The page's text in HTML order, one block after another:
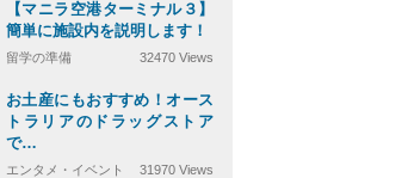
【マニラ空港ターミナル３】
簡単に施設内を説明します！
留学の準備 32470 Views
お土産にもおすすめ！オース
トラリアのドラッグストア
で…
エンタメ・イベント 31970 Views